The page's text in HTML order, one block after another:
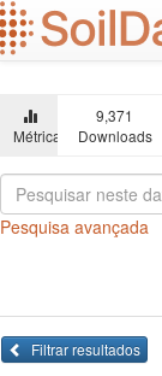
Ir
para
o
principal
Métricas
9,371
Downloads
Pesquisa avançada
Filtrar resultados